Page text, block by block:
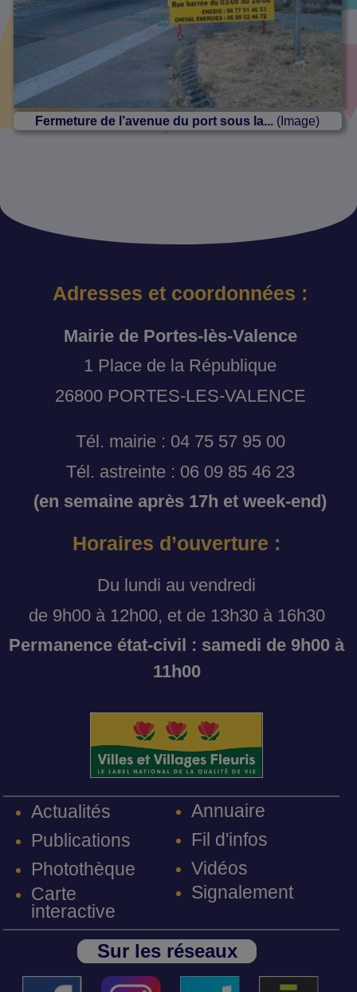
Fermeture de l’avenue du port sous la... (Image)
Adresses et coordonnées :
Mairie de Portes-lès-Valence
1 Place de la République
26800 PORTES-LES-VALENCE
Tél. mairie : 04 75 57 95 00
Tél. astreinte : 06 09 85 46 23
(en semaine après 17h et week-end)
Horaires d’ouverture :
Du lundi au vendredi
de 9h00 à 12h00, et de 13h30 à 16h30
Permanence état-civil : samedi de 9h00 à
11h00
Actualités
Publications
Photothèque
Carte
interactive
Annuaire
Fil d'infos
Vidéos
Signalement
Sur les réseaux